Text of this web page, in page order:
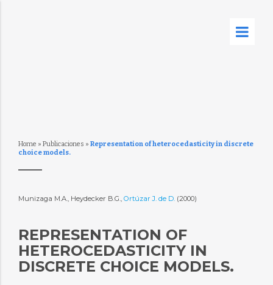
Home » Publicaciones » Representation of heterocedasticity in discrete
choice models.
Munizaga M.A., Heydecker B.G., Ortúzar J. de D. (2000)
REPRESENTATION OF
HETEROCEDASTICITY IN
DISCRETE CHOICE MODELS.